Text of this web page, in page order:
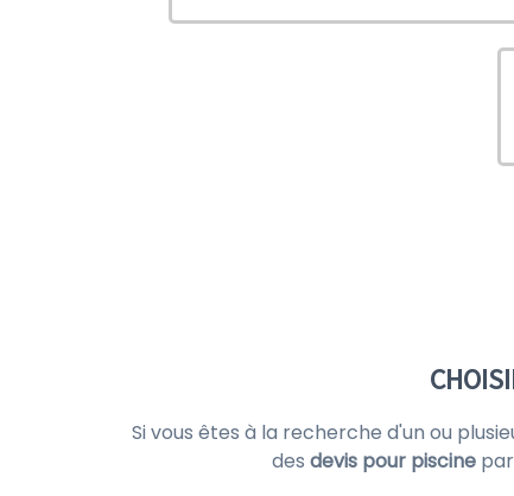
Si vous êtes à la recherche d'un ou
des devis pour piscine